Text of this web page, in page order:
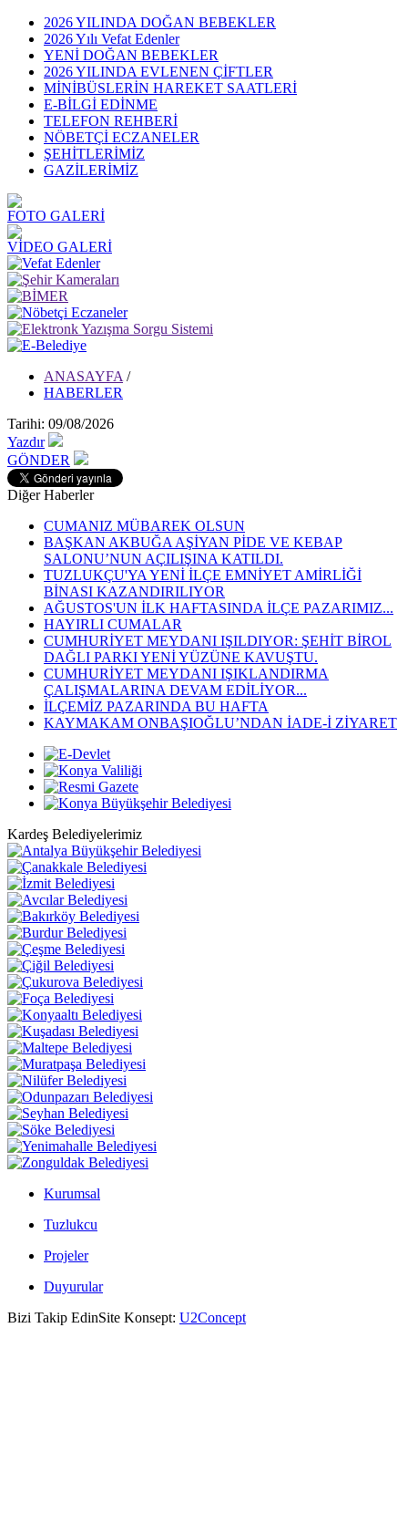
2026 YILINDA DOĞAN BEBEKLER
2026 Yılı Vefat Edenler
YENİ DOĞAN BEBEKLER
2026 YILINDA EVLENEN ÇİFTLER
MİNİBÜSLERİN HAREKET SAATLERİ
E-BİLGİ EDİNME
TELEFON REHBERİ
NÖBETÇİ ECZANELER
ŞEHİTLERİMİZ
GAZİLERİMİZ
FOTO GALERİ
VİDEO GALERİ
ANASAYFA /
HABERLER
Tarihi: 09/08/2026
Yazdır
GÖNDER
Diğer Haberler
CUMANIZ MÜBAREK OLSUN
BAŞKAN AKBUĞA AŞİYAN PİDE VE KEBAP
SALONU’NUN AÇILIŞINA KATILDI.
TUZLUKÇU'YA YENİ İLÇE EMNİYET AMİRLİĞİ
BİNASI KAZANDIRILIYOR
AĞUSTOS'UN İLK HAFTASINDA İLÇE PAZARIMIZ...
HAYIRLI CUMALAR
CUMHURİYET MEYDANI IŞILDIYOR: ŞEHİT BİROL
DAĞLI PARKI YENİ YÜZÜNE KAVUŞTU.
CUMHURİYET MEYDANI IŞIKLANDIRMA
ÇALIŞMALARINA DEVAM EDİLİYOR...
İLÇEMİZ PAZARINDA BU HAFTA
KAYMAKAM ONBAŞIOĞLU’NDAN İADE-İ ZİYARET
Kardeş Belediyelerimiz
Kurumsal
Tuzlukcu
Projeler
Duyurular
Bizi Takip EdinSite Konsept: U2Concept